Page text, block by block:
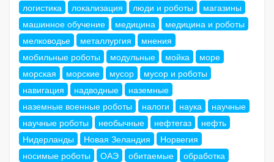
логистика
локализация люди и роботы
магазины
машинное обучение
медицина
медицина и роботы
мелководье
металлургия
мнения
мобильные роботы
модульные мойка
море
морская
морские мусор
мусор и роботы
навигация
надводные
наземные
наземные военные роботы
налоги наука
научные
научные роботы
необычные нефтегаз
нефть
Нидерланды
Новая Зеландия
Норвегия
носимые роботы
ОАЭ обитаемые
обработка